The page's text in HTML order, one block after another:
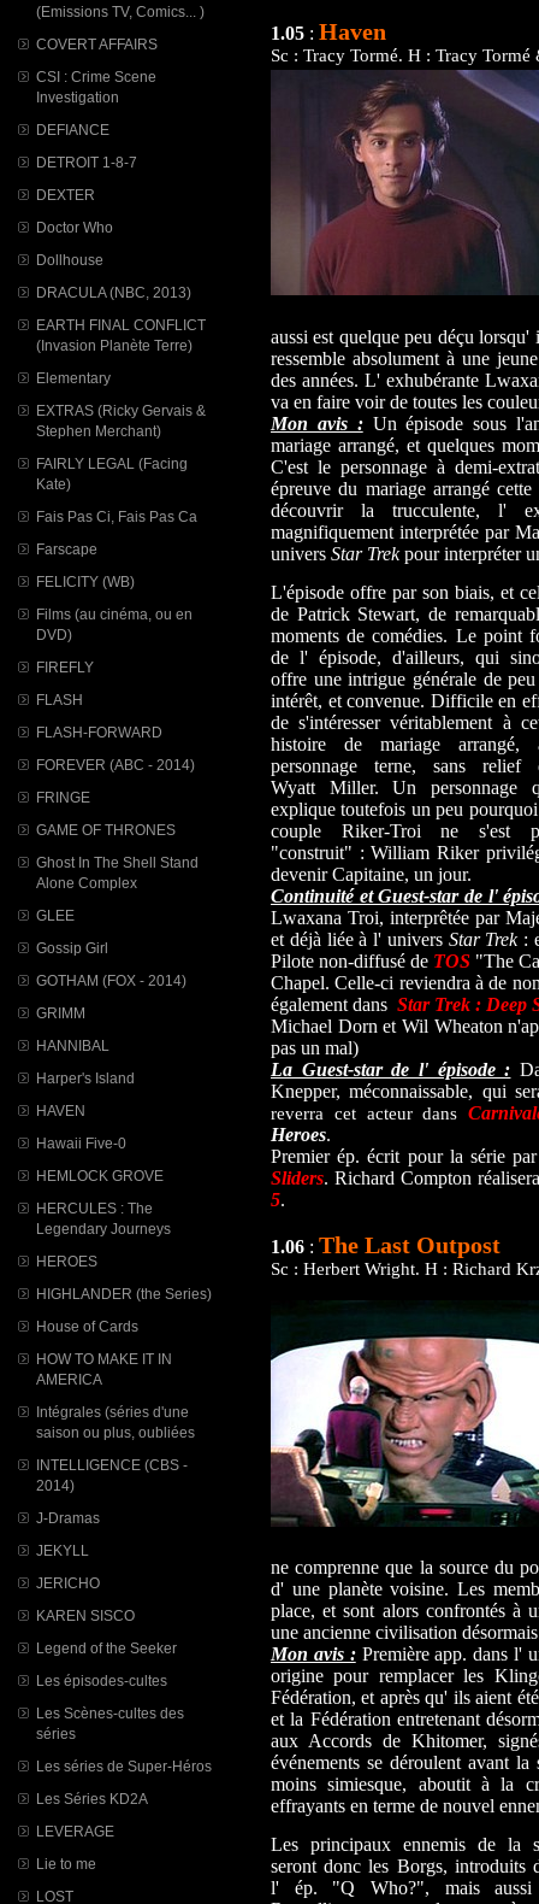
(Emissions TV, Comics... )
COVERT AFFAIRS
CSI : Crime Scene
Investigation
DEFIANCE
DETROIT 1-8-7
DEXTER
Doctor Who
Dollhouse
DRACULA (NBC, 2013)
EARTH FINAL CONFLICT
(Invasion Planète Terre)
Elementary
EXTRAS (Ricky Gervais &
Stephen Merchant)
FAIRLY LEGAL (Facing
Kate)
Fais Pas Ci, Fais Pas Ca
Farscape
FELICITY (WB)
Films (au cinéma, ou en
DVD)
FIREFLY
FLASH
FLASH-FORWARD
FOREVER (ABC - 2014)
FRINGE
GAME OF THRONES
Ghost In The Shell Stand
Alone Complex
GLEE
Gossip Girl
GOTHAM (FOX - 2014)
GRIMM
HANNIBAL
Harper's Island
HAVEN
Hawaii Five-0
HEMLOCK GROVE
HERCULES : The
Legendary Journeys
HEROES
HIGHLANDER (the Series)
House of Cards
HOW TO MAKE IT IN
AMERICA
Intégrales (séries d'une
saison ou plus, oubliées
INTELLIGENCE (CBS -
2014)
J-Dramas
JEKYLL
JERICHO
KAREN SISCO
Legend of the Seeker
Les épisodes-cultes
Les Scènes-cultes des
séries
Les séries de Super-Héros
Les Séries KD2A
LEVERAGE
Lie to me
LOST
1.05 : Haven
Sc : Tracy Tormé. H : Tracy
aussi est quelque peu déçu
ressemble absolument à une
des années. L' exhubérante
va en faire voir de toutes les
Mon avis :Un épisode sous
mariage arrangé, et quelques
C'est le personnage à demi-
épreuve du mariage arrangé
découvrir la trucculente, l'
magnifiquement interprétée par
univers Star Trekpour interpréter
L'épisode offre par son biais, et
de Patrick Stewart, de
moments de comédies. Le point
de l' épisode, d'ailleurs, qui
offre une intrigue générale de
intérêt, et convenue. Difficile en
de s'intéresser véritablement à
histoire de mariage arrangé,
personnage terne, sans relief
Wyatt Miller. Un personnage
explique toutefois un peu
couple Riker-Troi ne s'est
"construit" : William Riker
devenir Capitaine, un jour.
Continuité et Guest-star de l'
Lwaxana Troi, interprêtée par
et déjà liée à l' univers Star Trek:
Pilote non-diffusé de TOS "The
Chapel. Celle-ci reviendra à de
également dans Star Trek : Deep
Michael Dorn et Wil Wheaton
pas un mal)
La Guest-star de l' épisode :
Knepper, méconnaissable, qui
reverra cet acteur dans
Heroes.
Premier ép. écrit pour la série
Sliders. Richard Compton
5.
1.06 : The Last Outpost
Sc : Herbert Wright. H : Richard
ne comprenne que la source du
d' une planète voisine. Les
place, et sont alors confrontés à
une ancienne civilisation
Mon avis :Première app. dans l'
origine pour remplacer les
Fédération, et après qu' ils aient
et la Fédération entretenant
aux Accords de Khitomer,
événements se déroulent avant
moins simiesque, aboutit à la
effrayants en terme de nouvel
Les principaux ennemis de la
seront donc les Borgs, introduits
l' ép. "Q Who?", mais aussi